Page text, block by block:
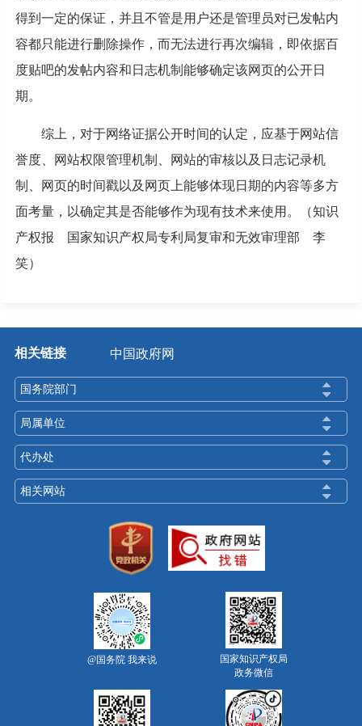
得到一定的保证，并且不管是用户还是管理员对已发帖内
容都只能进行删除操作，而无法进行再次编辑，即依据百
度贴吧的发帖内容和日志机制能够确定该网页的公开日
期。
综上，对于网络证据公开时间的认定，应基于网站信
誉度、网站权限管理机制、网站的审核以及日志记录机
制、网页的时间戳以及网页上能够体现日期的内容等多方
面考量，以确定其是否能够作为现有技术来使用。（知识
产权报 国家知识产权局专利局复审和无效审理部 李
笑）
相关链接 中国政府网
国务院部门
局属单位
代办处
相关网站
@国务院 我来说
国家知识产权局
政务微信